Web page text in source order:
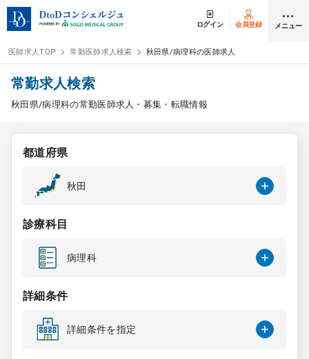
ログイン 会員登録 メニュー
ログイン
医師求人
常勤検索
スポット検索
DtoDの転職・
コンサルタント
医師求人TOP 常勤医師求人検索 秋田県/病理科の医師求人
常勤求人検索
秋田県/病理科の常勤医師求人・募集・転職情報
都道府県
秋田
診療科目
病理科
詳細条件
詳細条件を指定